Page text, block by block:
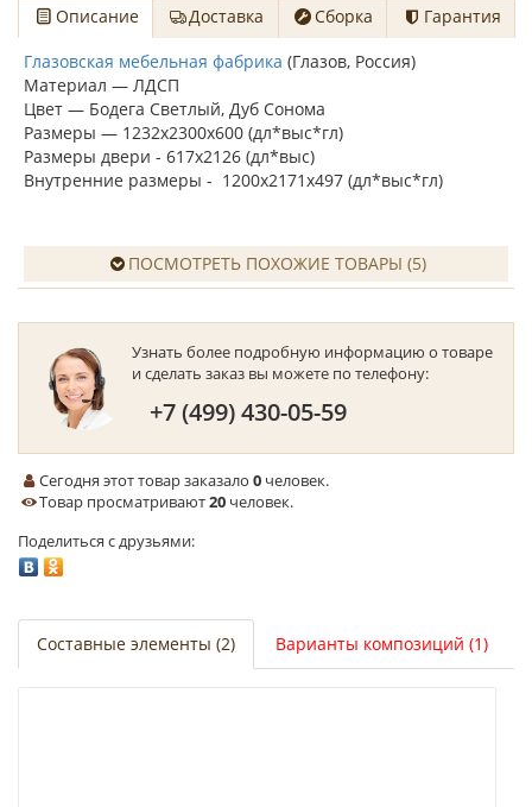
Описание Доставка Сборка
Гарантия
Глазовская мебельная фабрика (Глазов, Россия)
Материал — ЛДСП
Цвет — Бодега Светлый, Дуб Сонома
Размеры — 1232х2300х600 (дл*выс*гл)
Размеры двери - 617х2126 (дл*выс)
Внутренние размеры - 1200х2171х497 (дл*выс*гл)
ПОСМОТРЕТЬ ПОХОЖИЕ ТОВАРЫ (5)
Узнать более подробную информацию о товаре
и сделать заказ вы можете по телефону:
+7 (499) 430-05-59
Сегодня этот товар заказало0 человек.
Товар просматривают20 человек.
Поделиться с друзьями:
Составные элементы (2) Варианты композиций (1)